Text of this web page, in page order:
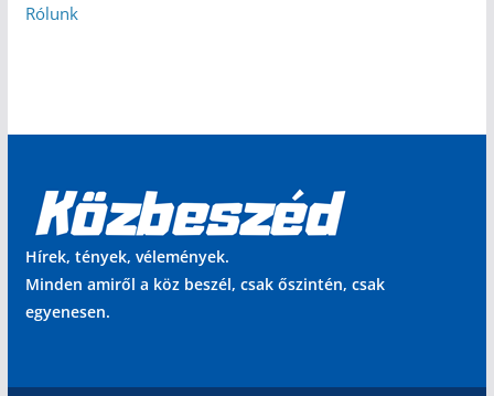
Rólunk
Hírek, tények, vélemények.
Minden amiről a köz beszél, csak őszintén, csak
egyenesen.